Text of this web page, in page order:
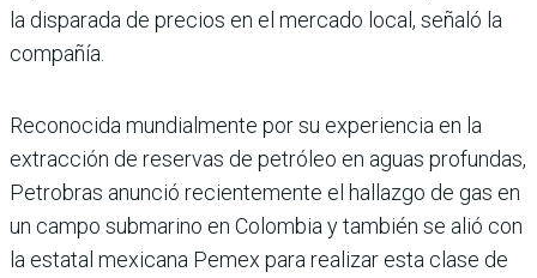
la disparada de precios en el mercado local, señaló la
compañía.
Reconocida mundialmente por su experiencia en la
extracción de reservas de petróleo en aguas profundas,
Petrobras anunció recientemente el hallazgo de gas en
un campo submarino en Colombia y también se alió con
la estatal mexicana Pemex para realizar esta clase de